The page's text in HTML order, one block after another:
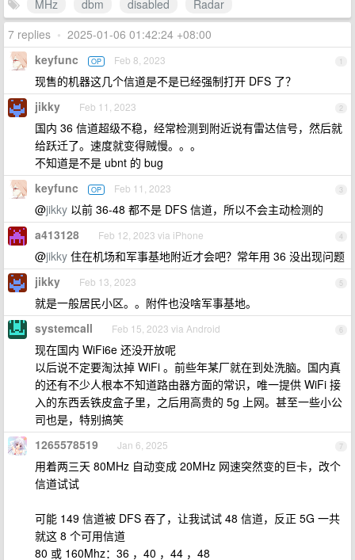
MHz
dbm disabled
Radar
7 replies • 2025-01-06 01:42:24 +08:00
1
keyfunc OP Feb 8, 2023
现售的机器这几个信道是不是已经强制打开 DFS 了？
2
jikky Feb 11, 2023
国内 36 信道超级不稳，经常检测到附近说有雷达信号，然后就
给跃迁了。速度就变得贼慢。。。
不知道是不是 ubnt 的 bug
3
keyfunc OP Feb 11, 2023
@jikky 以前 36-48 都不是 DFS 信道，所以不会主动检测的
4
a413128 Feb 12, 2023 via iPhone
@jikky 住在机场和军事基地附近才会吧？常年用 36 没出现问题
5
jikky Feb 13, 2023
就是一般居民小区。。附件也没啥军事基地。
6
systemcall Feb 15, 2023 via Android
现在国内 WiFi6e 还没开放呢
以后说不定要淘汰掉 WiFi 。前些年某厂就在到处洗脑。国内真
的还有不少人根本不知道路由器方面的常识，唯一提供 WiFi 接
入的东西丢铁皮盒子里，之后用高贵的 5g 上网。甚至一些小公
司也是，特别搞笑
7
1265578519 Jan 6, 2025
用着两三天 80MHz 自动变成 20MHz 网速突然变的巨卡，改个
信道试试
可能 149 信道被 DFS 吞了，让我试试 48 信道，反正 5G 一共
就这 8 个可用信道
80 或 160Mhz：36 ，40 ，44 ，48